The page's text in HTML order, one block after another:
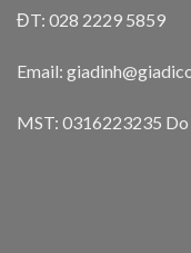
ĐT: 028 2229 5859
Email:
MST: 0316223235